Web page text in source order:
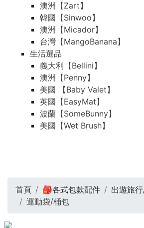
澳洲【Zart】
韓國【Sinwoo】
澳洲【Micador】
台灣【MangoBanana】
生活選品
義大利【Bellini】
澳洲【Penny】
美國 【Baby Valet】
英國【EasyMat】
波蘭【SomeBunny】
美國【Wet Brush】
首頁 🎒各式包款配件
出遊旅
運動袋/桶包